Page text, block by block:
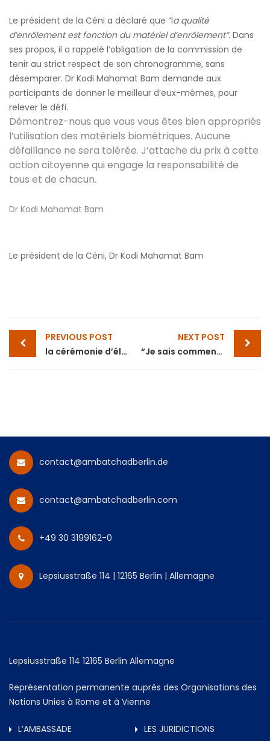
Le président de la Céni a déclaré que “la qualité
d’enrôlement est fonction du matériel d’enrôlement”. Dans
ses propos, il a rappelé l’obligation de la commission de
tenir au strict respect de son chronogramme, sans
désemparer. Dr Kodi Mahamat Bam demande aux
participants de donner le meilleur d’eux-mêmes, pour
relever le défi.
Démontrez-nous que vous vous êtes bien appropriés
l’utilisation des matériels biométriques. Aucune
défaillance ne sera tolérée. J’attache du prix à cette
action citoyenne qui engage la responsabilité de
tous et de chacun.
Dr Kodi Mahamat Bam
Le président de la Céni, Dr Kodi Mahamat Bam
Post
navigation
PREVIOUS POST
la cérémonie d’élévation du Maréchal Idriss Déby aura lieu le 11 août 2020
NEXT POST
“Je sais comment se gagnent les batailles. Je sais ce que c’est la guerre”, Idriss Déby
contact@ambatchadberlin.de
contact@ambatchadberlin.com
+49 30 3199162-0
Lepsiusstraße 114 | 12165 Berlin | Allemagne
Lepsiusstraße 114 12165 Berlin Allemagne
Représentation permanente auprès des Organisations des
Nations Unies à Rome et à Vienne
L’AMBASSADE LES JURIDICTIONS